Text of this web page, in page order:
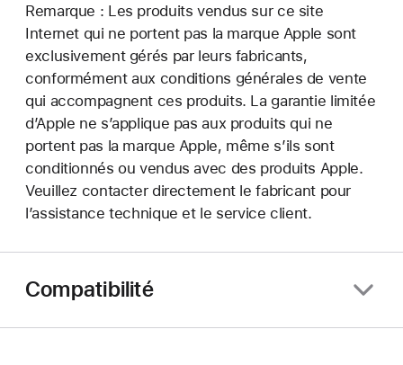
Remarque : Les produits vendus sur ce site
Internet qui ne portent pas la marque Apple sont
exclusivement gérés par leurs fabricants,
conformément aux conditions générales de vente
qui accompagnent ces produits. La garantie limitée
d’Apple ne s’applique pas aux produits qui ne
portent pas la marque Apple, même s’ils sont
conditionnés ou vendus avec des produits Apple.
Veuillez contacter directement le fabricant pour
l’assistance technique et le service client.
Compatibilité